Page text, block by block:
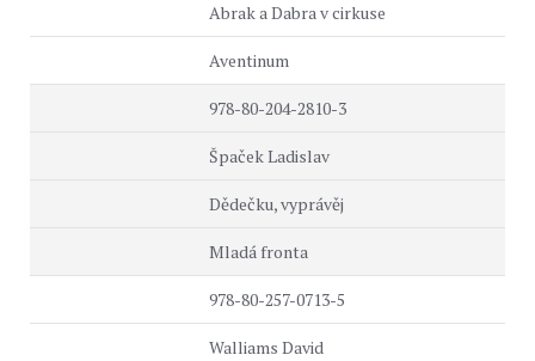
Abrak a Dabra v cirkuse
Aventinum
978-80-204-2810-3
Špaček Ladislav
Dědečku, vyprávěj
Mladá fronta
978-80-257-0713-5
Walliams David